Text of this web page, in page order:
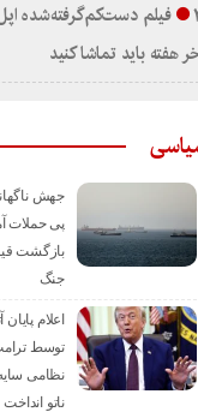
۳ فیلم دست‌کم‌گرفته‌شده
هفته باید تماشا کنید
جهش
پی حملات
بازگشت
جنگ
اعلام
توسط
نظامی
ناتو انداخت